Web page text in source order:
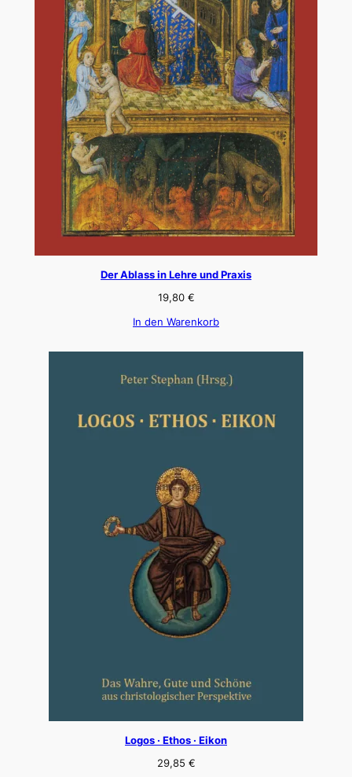
Der Ablass in Lehre und Praxis
19,80 €
In den Warenkorb
Logos · Ethos · Eikon
29,85 €